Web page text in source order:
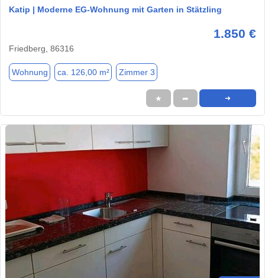
Katip | Moderne EG-Wohnung mit Garten in Stätzling
1.850 €
Friedberg, 86316
Wohnung ca. 126,00 m² Zimmer 3
★ ➦ ➜